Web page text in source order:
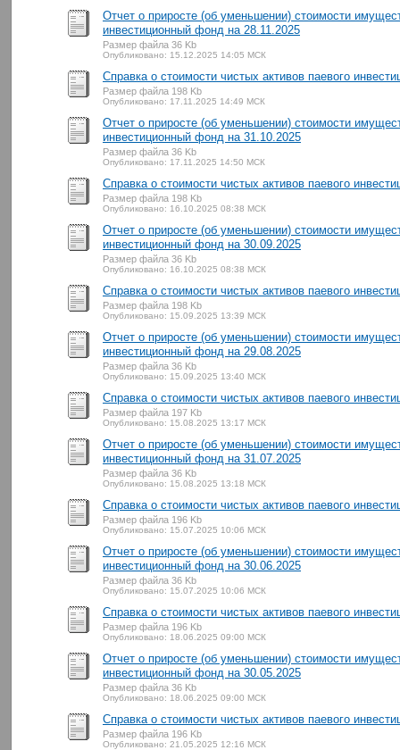
Отчет о приросте (об уменьшении) стоимости
инвестиционный фонд на 28.11.2025
Размер файла 36 Kb
Опубликовано: 15.12.2025 14:05 МСК
Справка о стоимости чистых активов паевого
Размер файла 198 Kb
Опубликовано: 17.11.2025 14:49 МСК
Отчет о приросте (об уменьшении) стоимости
инвестиционный фонд на 31.10.2025
Размер файла 36 Kb
Опубликовано: 17.11.2025 14:50 МСК
Справка о стоимости чистых активов паевого
Размер файла 198 Kb
Опубликовано: 16.10.2025 08:38 МСК
Отчет о приросте (об уменьшении) стоимости
инвестиционный фонд на 30.09.2025
Размер файла 36 Kb
Опубликовано: 16.10.2025 08:38 МСК
Справка о стоимости чистых активов паевого
Размер файла 198 Kb
Опубликовано: 15.09.2025 13:39 МСК
Отчет о приросте (об уменьшении) стоимости
инвестиционный фонд на 29.08.2025
Размер файла 36 Kb
Опубликовано: 15.09.2025 13:40 МСК
Справка о стоимости чистых активов паевого
Размер файла 197 Kb
Опубликовано: 15.08.2025 13:17 МСК
Отчет о приросте (об уменьшении) стоимости
инвестиционный фонд на 31.07.2025
Размер файла 36 Kb
Опубликовано: 15.08.2025 13:18 МСК
Справка о стоимости чистых активов паевого
Размер файла 196 Kb
Опубликовано: 15.07.2025 10:06 МСК
Отчет о приросте (об уменьшении) стоимости
инвестиционный фонд на 30.06.2025
Размер файла 36 Kb
Опубликовано: 15.07.2025 10:06 МСК
Справка о стоимости чистых активов паевого
Размер файла 196 Kb
Опубликовано: 18.06.2025 09:00 МСК
Отчет о приросте (об уменьшении) стоимости
инвестиционный фонд на 30.05.2025
Размер файла 36 Kb
Опубликовано: 18.06.2025 09:00 МСК
Справка о стоимости чистых активов паевого
Размер файла 196 Kb
Опубликовано: 21.05.2025 12:16 МСК